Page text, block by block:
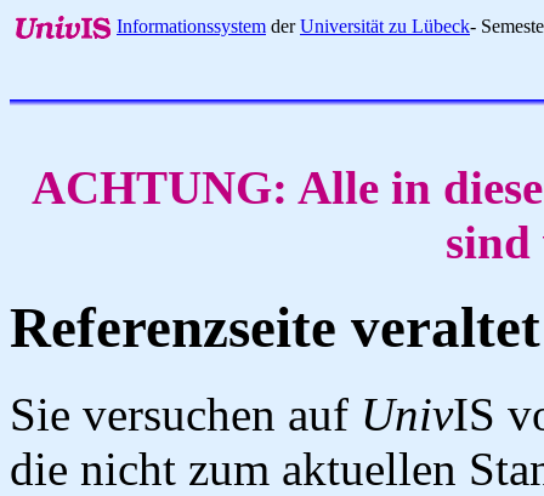
Informationssystem derUniversität zu Lübeck-
ACHTUNG: Alle in
Referenzseite veraltet
Sie versuchen auf UnivIS
die nicht zum aktuellen